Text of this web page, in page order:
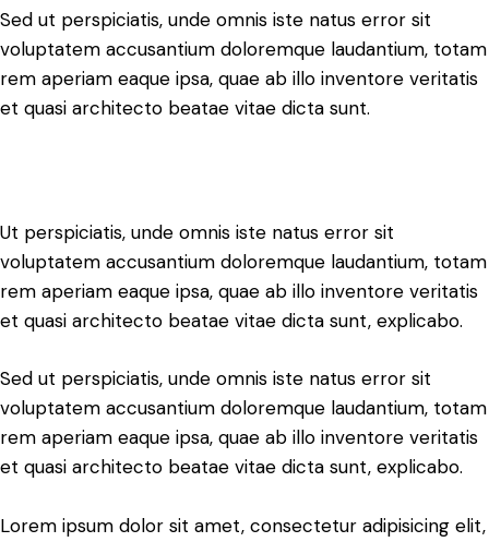
Sed ut perspiciatis, unde omnis iste natus error sit
voluptatem accusantium doloremque laudantium, totam
rem aperiam eaque ipsa, quae ab illo inventore veritatis
et quasi architecto beatae vitae dicta sunt.
Ut perspiciatis, unde omnis iste natus error sit
voluptatem accusantium doloremque laudantium, totam
rem aperiam eaque ipsa, quae ab illo inventore veritatis
et quasi architecto beatae vitae dicta sunt, explicabo.
Sed ut perspiciatis, unde omnis iste natus error sit
voluptatem accusantium doloremque laudantium, totam
rem aperiam eaque ipsa, quae ab illo inventore veritatis
et quasi architecto beatae vitae dicta sunt, explicabo.
Lorem ipsum dolor sit amet, consectetur adipisicing elit,